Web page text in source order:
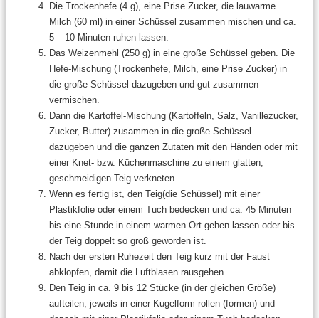
Die Trockenhefe (4 g), eine Prise Zucker, die lauwarme
Milch (60 ml) in einer Schüssel zusammen mischen und ca.
5 – 10 Minuten ruhen lassen.
Das Weizenmehl (250 g) in eine große Schüssel geben. Die
Hefe-Mischung (Trockenhefe, Milch, eine Prise Zucker) in
die große Schüssel dazugeben und gut zusammen
vermischen.
Dann die Kartoffel-Mischung (Kartoffeln, Salz, Vanillezucker,
Zucker, Butter) zusammen in die große Schüssel
dazugeben und die ganzen Zutaten mit den Händen oder mit
einer Knet- bzw. Küchenmaschine zu einem glatten,
geschmeidigen Teig verkneten.
Wenn es fertig ist, den Teig(die Schüssel) mit einer
Plastikfolie oder einem Tuch bedecken und ca. 45 Minuten
bis eine Stunde in einem warmen Ort gehen lassen oder bis
der Teig doppelt so groß geworden ist.
Nach der ersten Ruhezeit den Teig kurz mit der Faust
abklopfen, damit die Luftblasen rausgehen.
Den Teig in ca. 9 bis 12 Stücke (in der gleichen Größe)
aufteilen, jeweils in einer Kugelform rollen (formen) und